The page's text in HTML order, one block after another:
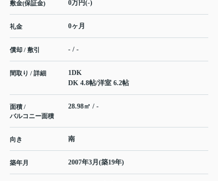
敷金(保証金) 0万円(-)
礼金 0ヶ月
償却 / 敷引 - / -
間取り / 詳細
1DK
DK 4.8帖/洋室 6.2帖
面積 /
バルコニー面積
28.98㎡ / -
向き 南
築年月 2007年3月(築19年)